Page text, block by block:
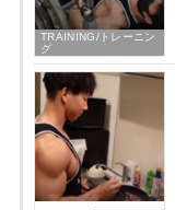
TRAINING/トレーニン
グ